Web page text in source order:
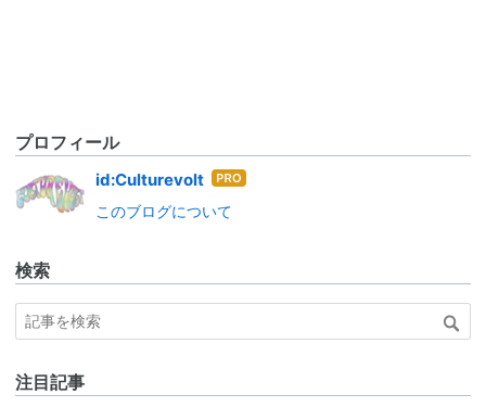
プロフィール
id:Culturevolt はて
ログ
このブログについて
検索
注目記事